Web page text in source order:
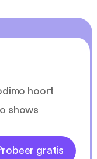
hoort
shows
gratis